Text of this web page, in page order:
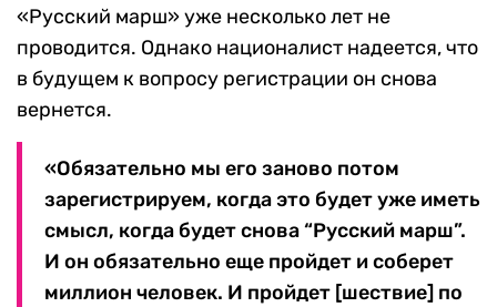
«Русский марш» уже несколько лет не
проводится. Однако националист надеется, что
в будущем к вопросу регистрации он снова
вернется.
«Обязательно мы его заново потом
зарегистрируем, когда это будет уже иметь
смысл, когда будет снова “Русский марш”.
И он обязательно еще пройдет и соберет
миллион человек. И пройдет [шествие] по